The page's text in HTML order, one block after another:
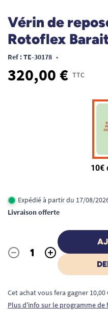
Vérin de
Rotoflex
Ref : TE-30178 •
320,00 € TTC
Expédié à partir du 17/08/
Livraison offerte
Quantité
- +
Cet achat vous fera gagner
Plus d'info sur le programme de